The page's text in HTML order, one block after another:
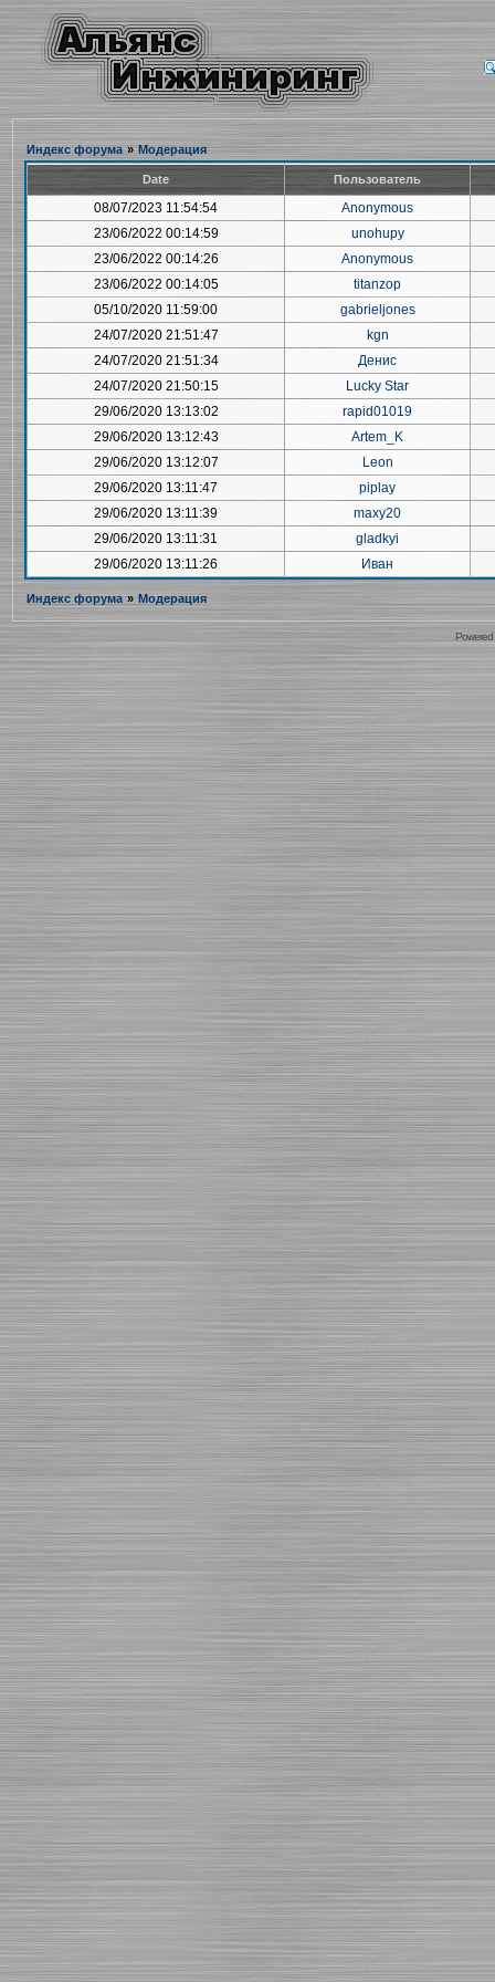
Индекс форума » Модерация
Date Пользователь
08/07/2023 11:54:54
Anonymous
23/06/2022 00:14:59
unohupy
23/06/2022 00:14:26
Anonymous
23/06/2022 00:14:05
titanzop
05/10/2020 11:59:00
gabrieljones
24/07/2020 21:51:47
kgn
24/07/2020 21:51:34
Денис
24/07/2020 21:50:15
Lucky Star
29/06/2020 13:13:02
rapid01019
29/06/2020 13:12:43
Artem_K
29/06/2020 13:12:07
Leon
29/06/2020 13:11:47
piplay
29/06/2020 13:11:39
maxy20
29/06/2020 13:11:31
gladkyi
29/06/2020 13:11:26
Иван
Индекс форума » Модерация